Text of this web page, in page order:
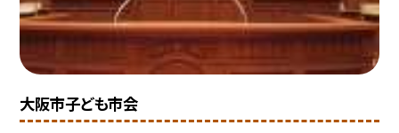
大阪市子ども市会